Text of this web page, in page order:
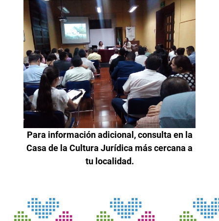
Para información adicional, consulta en la
Casa de la Cultura Jurídica más cercana a
tu localidad.